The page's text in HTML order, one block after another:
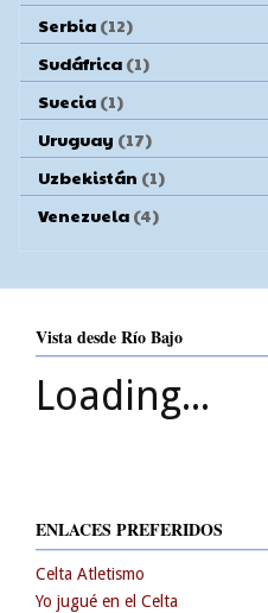
Serbia (12)
Sudáfrica (1)
Suecia (1)
Uruguay (17)
Uzbekistán (1)
Venezuela (4)
Vista desde Río Bajo
Loading...
ENLACES PREFERIDOS
Celta Atletismo
Yo jugué en el Celta